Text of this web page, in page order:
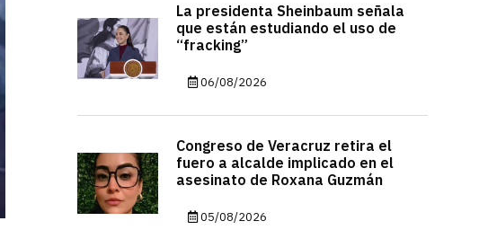
La presidenta Sheinbaum señala
que están estudiando el uso de
“fracking”
06/08/2026
Congreso de Veracruz retira el
fuero a alcalde implicado en el
asesinato de Roxana Guzmán
05/08/2026